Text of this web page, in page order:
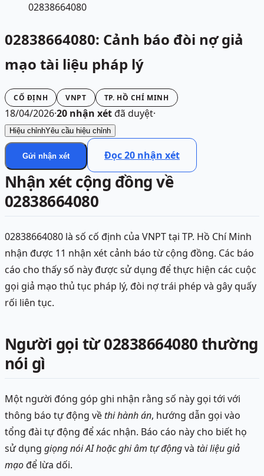
02838664080
02838664080: Cảnh báo đòi nợ giả
mạo tài liệu pháp lý
CỐ ĐỊNH VNPT TP. HỒ CHÍ MINH
18/04/2026·20 nhận xétđã duyệt·
Hiệu chỉnhYêu cầu hiệu chỉnh
Gửi nhận xét Đọc20 nhận xét
Nhận xét cộng đồng về
02838664080
02838664080 là số cố định của VNPT tại TP. Hồ Chí Minh
nhận được 11 nhận xét cảnh báo từ cộng đồng. Các báo
cáo cho thấy số này được sử dụng để thực hiện các cuộc
gọi giả mạo thủ tục pháp lý, đòi nợ trái phép và gây quấy
rối liên tục.
Người gọi từ 02838664080 thường
nói gì
Một người đóng góp ghi nhận rằng số này gọi tới với
thông báo tự động vềthi hành án, hướng dẫn gọi vào
tổng đài tự động để xác nhận. Báo cáo này cho biết họ
sử dụng giọng nói AI hoặc ghi âm tự độngvà tài liệu giả
mạođể lừa dối.